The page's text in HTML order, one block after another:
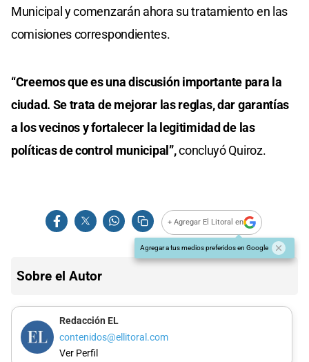
Municipal y comenzarán ahora su tratamiento en las
comisiones correspondientes.
“Creemos que es una discusión importante para la
ciudad. Se trata de mejorar las reglas, dar garantías
a los vecinos y fortalecer la legitimidad de las
políticas de control municipal”,concluyó Quiroz.
+ Agregar El Litoral en
Agregar a tus medios preferidos en Google
Sobre el Autor
Redacción EL
contenidos@ellitoral.com
Ver Perfil